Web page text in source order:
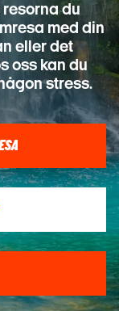
du
med din
eller det
oss kan du
stress.